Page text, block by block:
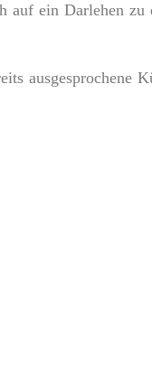
auf ein Darlehen zu
ausgesprochene